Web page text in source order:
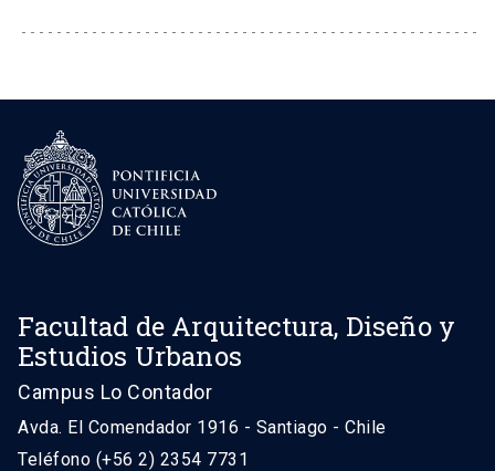
Facultad de Arquitectura, Diseño y
Estudios Urbanos
Campus Lo Contador
Avda. El Comendador 1916 - Santiago - Chile
Teléfono (+56 2) 2354 7731